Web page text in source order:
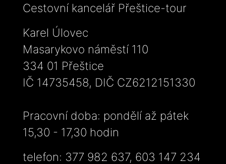
Cestovní kancelář Přeštice-tour
Karel Úlovec
Masarykovo náměstí 110
334 01 Přeštice
IČ 14735458, DIČ CZ6212151330
Pracovní doba: pondělí až pátek
15,30 - 17,30 hodin
telefon: 377 982 637, 603 147 234